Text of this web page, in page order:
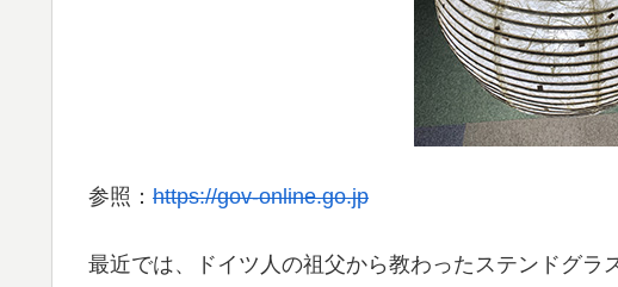
参照： https://gov-online.go.jp
最近では、ドイツ人の祖父から教わったステンドグラ